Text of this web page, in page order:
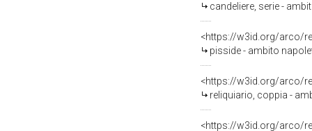
candeliere, serie -
<https://w3id.org/arco/
pisside - ambito
<https://w3id.org/arco/
reliquiario, coppia -
<https://w3id.org/arco/